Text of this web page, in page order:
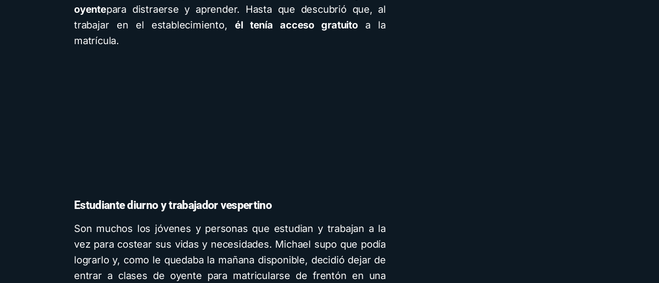
oyentepara distraerse y aprender. Hasta que descubrió que, al
trabajar en el establecimiento, él tenía acceso gratuitoa la
matrícula.
Estudiante diurno y trabajador vespertino
Son muchos los jóvenes y personas que estudian y trabajan a la
vez para costear sus vidas y necesidades. Michael supo que podía
lograrlo y, como le quedaba la mañana disponible, decidió dejar de
entrar a clases de oyente para matricularse de frentón en una